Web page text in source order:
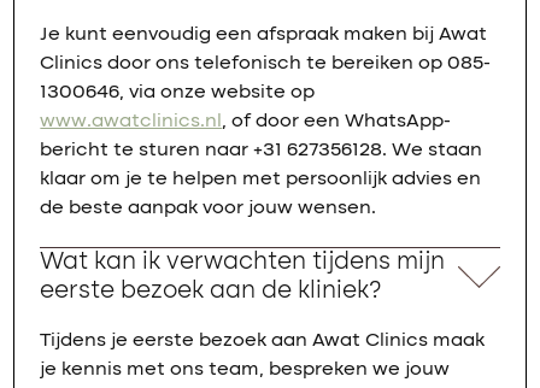
Je kunt eenvoudig een afspraak maken bij Awat
Clinics door ons telefonisch te bereiken op 085-
1300646, via onze website op
www.awatclinics.nl , of door een WhatsApp-
bericht te sturen naar +31 627356128. We staan
klaar om je te helpen met persoonlijk advies en
de beste aanpak voor jouw wensen.
Wat kan ik verwachten tijdens mijn
eerste bezoek aan de kliniek?
Tijdens je eerste bezoek aan Awat Clinics maak
je kennis met ons team, bespreken we jouw